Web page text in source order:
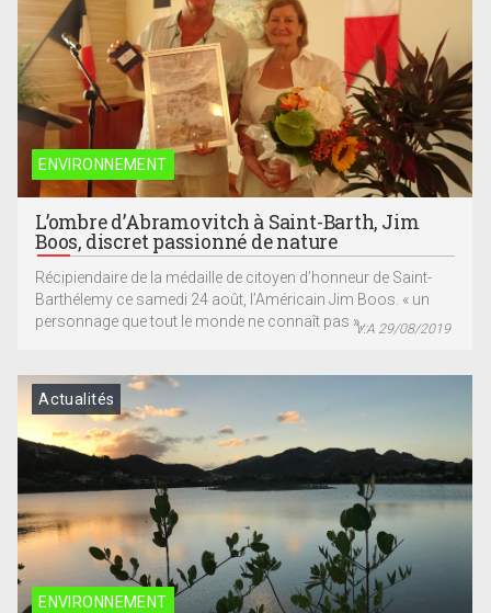
ENVIRONNEMENT
L’ombre d’Abramovitch à Saint-Barth, Jim
Boos, discret passionné de nature
Récipiendaire de la médaille de citoyen d’honneur de Saint-
Barthélemy ce samedi 24 août, l’Américain Jim Boos. « un
personnage que tout le monde ne connaît pas »,...V.A 29/08/2019
ENVIRONNEMENT
Actualités